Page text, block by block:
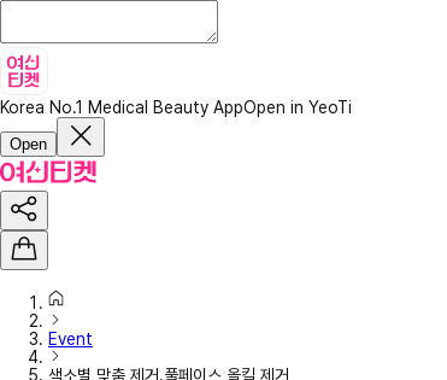
Korea No.1 Medical Beauty AppOpen in YeoTi
Open
Event
색소별 맞춤 제거.풀페이스 올킬 제거